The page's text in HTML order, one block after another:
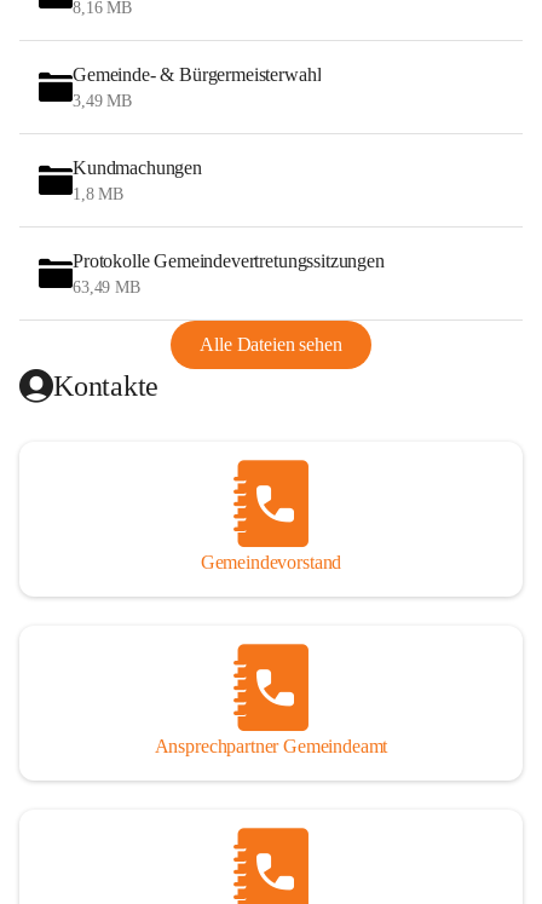
8,16 MB
Gemeinde- & Bürgermeisterwahl
3,49 MB
Kundmachungen
1,8 MB
Protokolle Gemeindevertretungssitzungen
63,49 MB
Alle Dateien sehen
Kontakte
Gemeindevorstand
Ansprechpartner Gemeindeamt